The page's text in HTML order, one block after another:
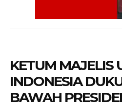
KETUM MAJELIS
INDONESIA
BAWAH